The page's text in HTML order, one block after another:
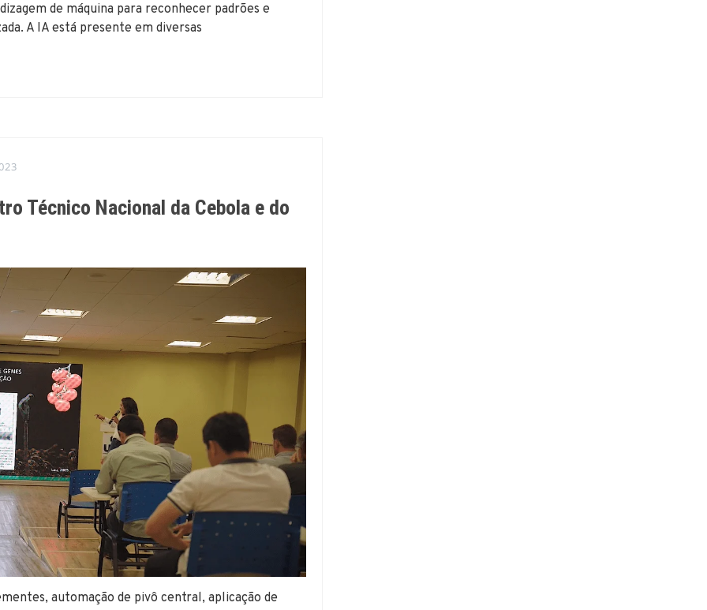
de máquina para reconhecer padrões e
A IA está presente em diversas
Técnico Nacional da Cebola e do
automação de pivô central, aplicação de